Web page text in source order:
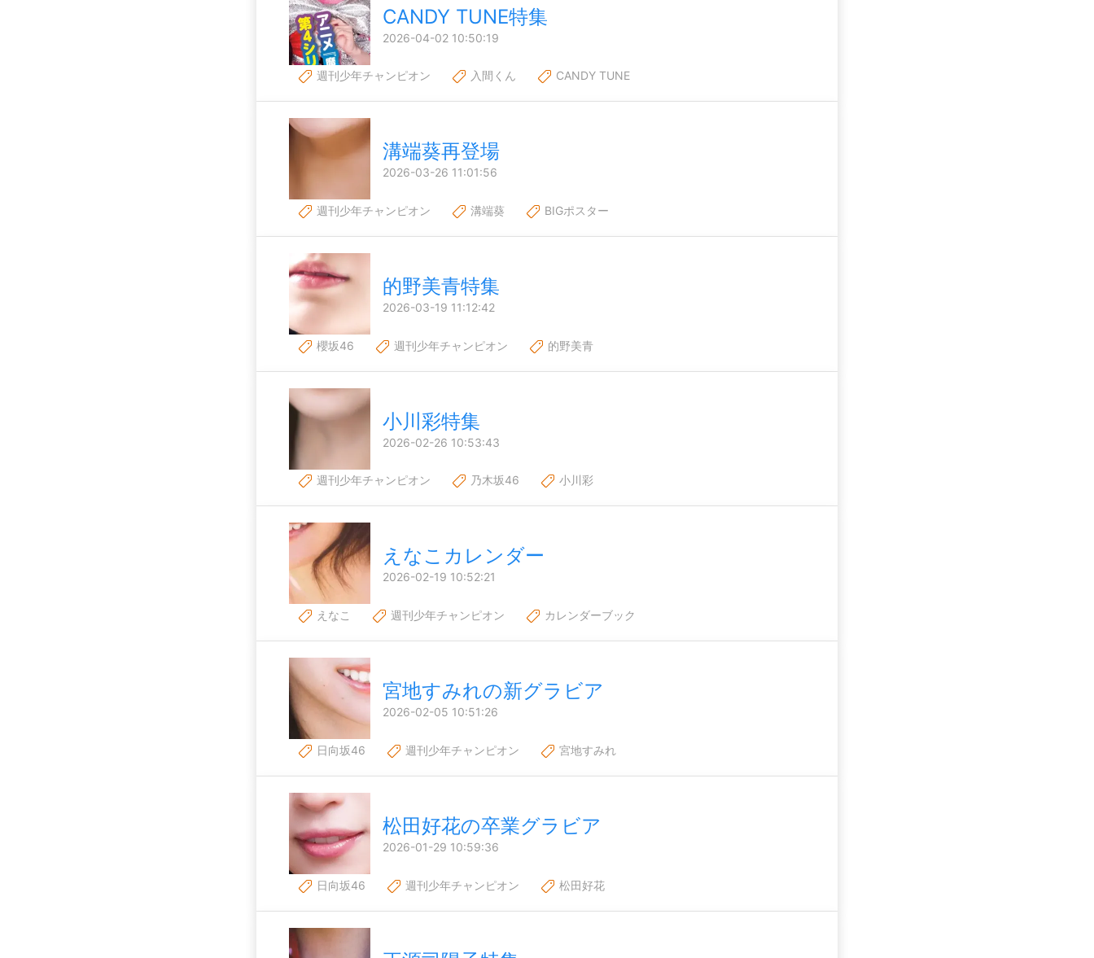
CANDY TUNE特集
2026-04-02 10:50:19
週刊少年チャンピオン 入間くん CANDY TUNE
溝端葵再登場
2026-03-26 11:01:56
週刊少年チャンピオン 溝端葵 BIGポスター
的野美青特集
2026-03-19 11:12:42
櫻坂46 週刊少年チャンピオン 的野美青
小川彩特集
2026-02-26 10:53:43
週刊少年チャンピオン 乃木坂46 小川彩
えなこカレンダー
2026-02-19 10:52:21
えなこ 週刊少年チャンピオン カレンダーブック
宮地すみれの新グラビア
2026-02-05 10:51:26
日向坂46 週刊少年チャンピオン 宮地すみれ
松田好花の卒業グラビア
2026-01-29 10:59:36
日向坂46 週刊少年チャンピオン 松田好花